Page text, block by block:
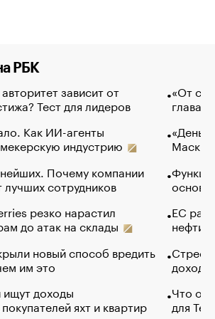
РБК
зависит от
Тест для лидеров
Как ИИ-агенты
индустрию
Почему компании
лучших сотрудников
резко нарастил
до атак на склады
новый способ вредить
им это
ищут доходы
яхт и квартир
«От
глава
Маск в
основ
ЕС
нефти
Что
для